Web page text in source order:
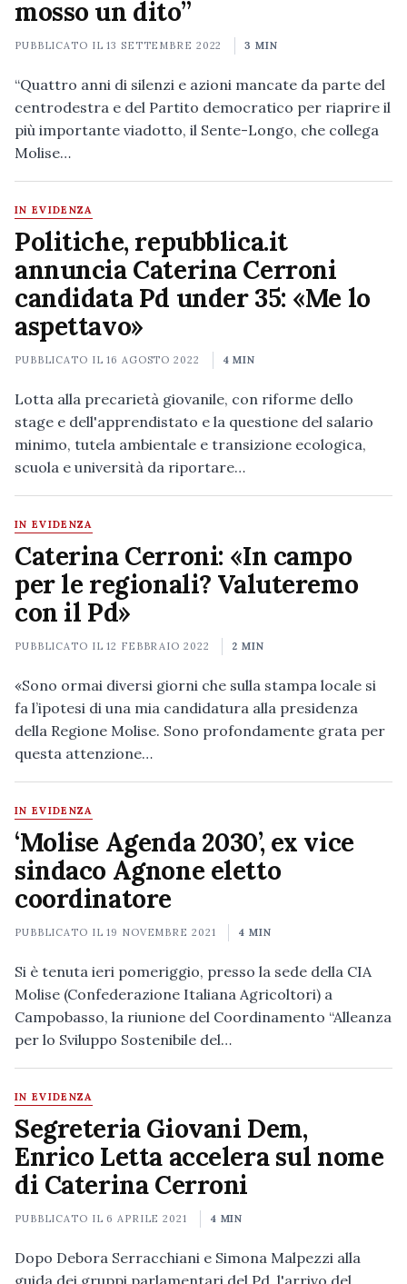
mosso un dito”
PUBBLICATO IL13 SETTEMBRE 2022 3 MIN
“Quattro anni di silenzi e azioni mancate da parte del
centrodestra e del Partito democratico per riaprire il
più importante viadotto, il Sente-Longo, che collega
Molise…
IN EVIDENZA
Politiche, repubblica.it
annuncia Caterina Cerroni
candidata Pd under 35: «Me lo
aspettavo»
PUBBLICATO IL16 AGOSTO 2022 4 MIN
Lotta alla precarietà giovanile, con riforme dello
stage e dell'apprendistato e la questione del salario
minimo, tutela ambientale e transizione ecologica,
scuola e università da riportare…
IN EVIDENZA
Caterina Cerroni: «In campo
per le regionali? Valuteremo
con il Pd»
PUBBLICATO IL12 FEBBRAIO 2022 2 MIN
«Sono ormai diversi giorni che sulla stampa locale si
fa l’ipotesi di una mia candidatura alla presidenza
della Regione Molise. Sono profondamente grata per
questa attenzione…
IN EVIDENZA
‘Molise Agenda 2030’, ex vice
sindaco Agnone eletto
coordinatore
PUBBLICATO IL19 NOVEMBRE 2021 4 MIN
Si è tenuta ieri pomeriggio, presso la sede della CIA
Molise (Confederazione Italiana Agricoltori) a
Campobasso, la riunione del Coordinamento “Alleanza
per lo Sviluppo Sostenibile del…
IN EVIDENZA
Segreteria Giovani Dem,
Enrico Letta accelera sul nome
di Caterina Cerroni
PUBBLICATO IL 6 APRILE 2021 4 MIN
Dopo Debora Serracchiani e Simona Malpezzi alla
guida dei gruppi parlamentari del Pd, l'arrivo del